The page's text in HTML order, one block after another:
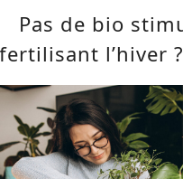
Pas de bio
fertilisant l’hiver